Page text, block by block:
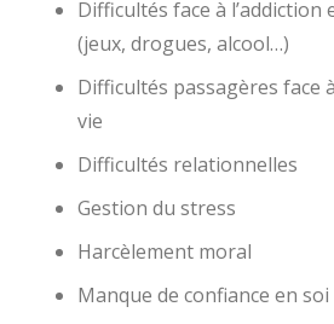
Difficultés face à l’addiction
(jeux, drogues, alcool…)
Difficultés passagères face
vie
Difficultés relationnelles
Gestion du stress
Harcèlement moral
Manque de confiance en soi